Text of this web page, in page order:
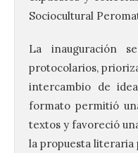
Sociocultural
La inauguración
protocolarios,
intercambio de
formato permitió
textos y favoreció
la propuesta literaria